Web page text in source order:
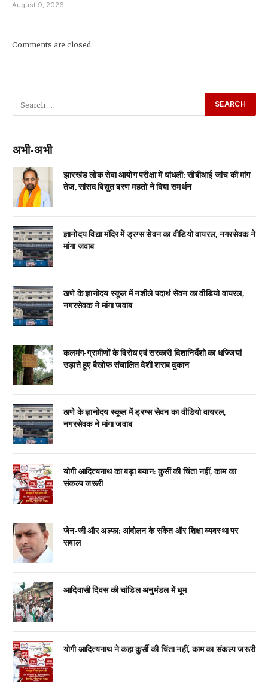
August 9, 2026
Comments are closed.
अभी-अभी
झारखंड लोक सेवा आयोग परीक्षा में धांधली: सीबीआई जांच की मांग
तेज, सांसद बिद्युत बरण महतो ने दिया समर्थन
ज्ञानोदय विद्या मंदिर में ड्रग्स सेवन का वीडियो वायरल, नगरसेवक ने
मांगा जवाब
ठाणे के ज्ञानोदय स्कूल में नशीले पदार्थ सेवन का वीडियो वायरल,
नगरसेवक ने मांगा जवाब
कलमंग-ग्रामीणों के विरोध एवं सरकारी दिशानिर्देशो का धज्जियां
उड़ाते हुए बैखोफ संचालित देशी शराब दुकान
ठाणे के ज्ञानोदय स्कूल में ड्रग्स सेवन का वीडियो वायरल,
नगरसेवक ने मांगा जवाब
योगी आदित्यनाथ का बड़ा बयान: कुर्सी की चिंता नहीं, काम का
संकल्प जरूरी
जेन-जी और अल्फा: आंदोलन के संकेत और शिक्षा व्यवस्था पर
सवाल
आदिवासी दिवस की चांडिल अनुमंडल में धूम
योगी आदित्यनाथ ने कहा कुर्सी की चिंता नहीं, काम का संकल्प जरूरी